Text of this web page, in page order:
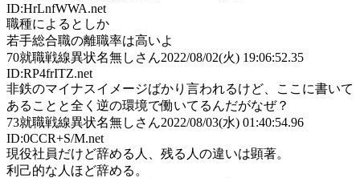
ID:HrLnfWWA.net
職種によるとしか
若手総合職の離職率は高いよ
70就職戦線異状名無しさん2022/08/02(火) 19:06:52.35
ID:RP4frITZ.net
非鉄のマイナスイメージばかり言われるけど、ここに書いて
あることと全く逆の環境で働いてるんだがなぜ？
73就職戦線異状名無しさん2022/08/03(水) 01:40:54.96
ID:0CCR+S/M.net
現役社員だけど辞める人、残る人の違いは顕著。
利己的な人ほど辞める。